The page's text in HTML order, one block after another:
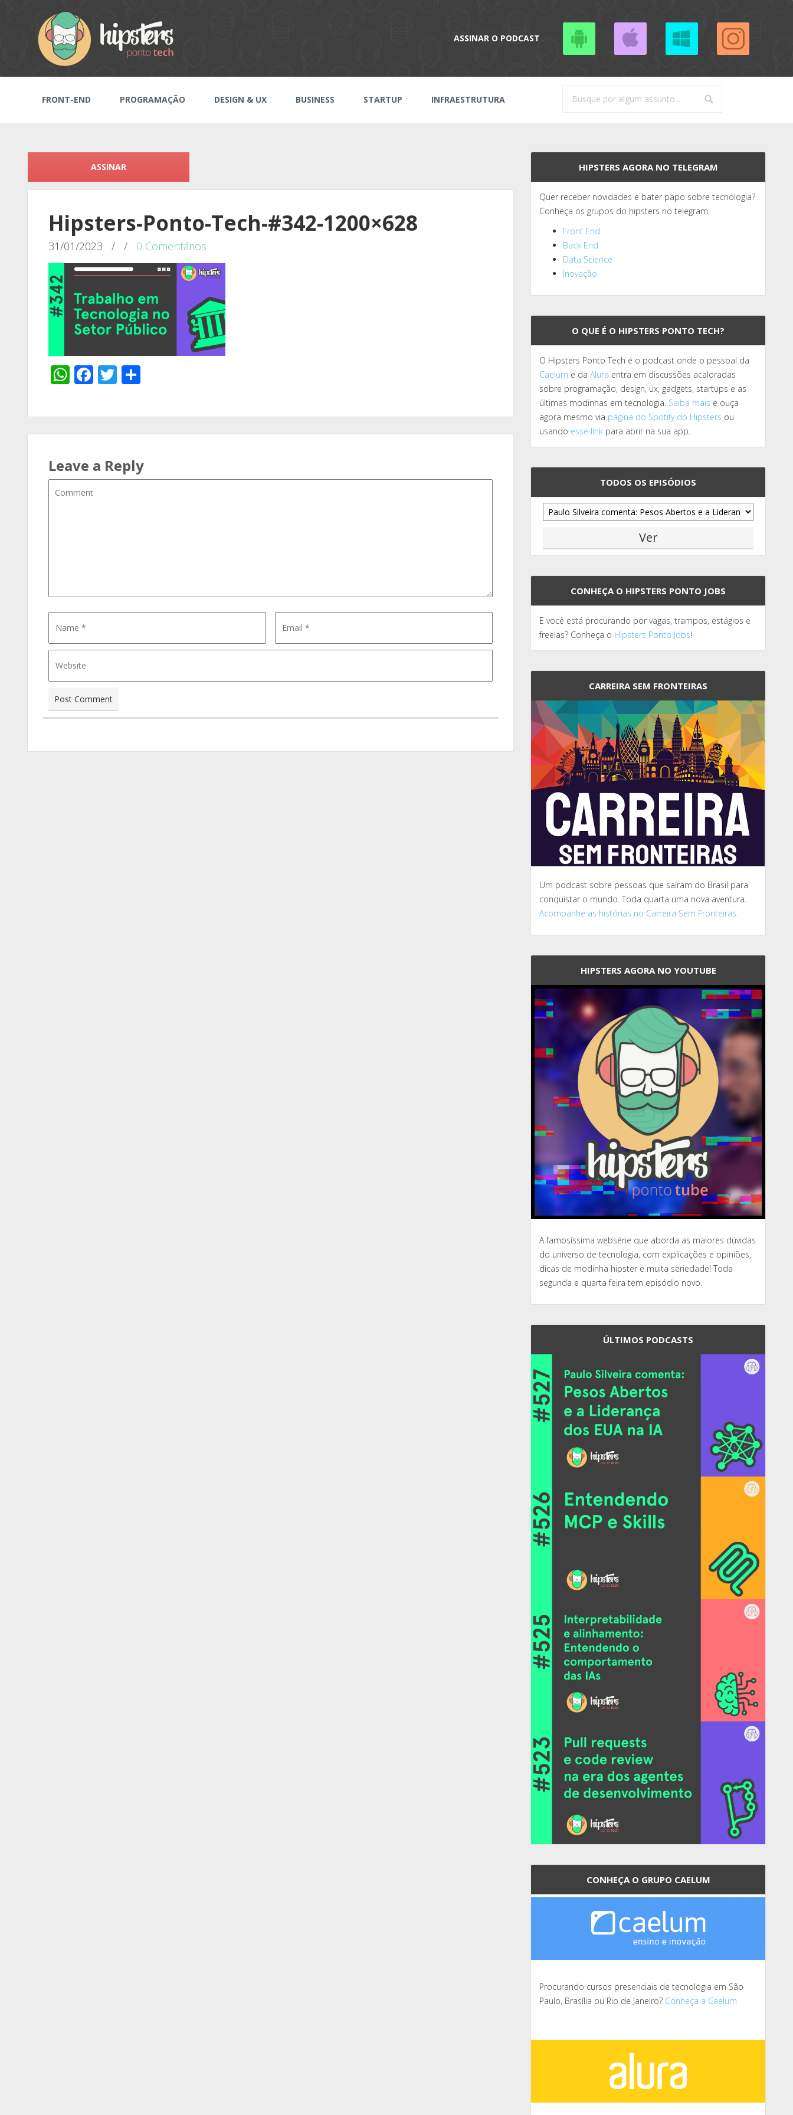
ASSINAR O PODCAST
FRONT-END PROGRAMAÇÃO DESIGN & UX BUSINESS STARTUP INFRAESTRUTURA
ASSINAR
Hipsters-Ponto-Tech-#342-1200×628
31/01/2023 / / 0 Comentários
WhatsApp
Facebook
Twitter
Leave a Reply
HIPSTERS AGORA NO TELEGRAM
Quer receber novidades e bater papo sobre tecnologia?
Conheça os grupos do hipsters no telegram:
Front End
Back End
Data Science
Inovação
O QUE É O HIPSTERS PONTO TECH?
O Hipsters Ponto Tech é o podcast onde o pessoal da
Caelum e daAlura entra em discussões acaloradas
sobre programação, design, ux, gadgets, startups e as
últimas modinhas em tecnologia. Saiba mais e ouça
agora mesmo via página do Spotify do Hipsters ou
usando esse link para abrir na sua app.
TODOS OS EPISÓDIOS
CONHEÇA O HIPSTERS PONTO JOBS
E você está procurando por vagas, trampos, estágios e
freelas? Conheça o Hipsters Ponto Jobs!
CARREIRA SEM FRONTEIRAS
Um podcast sobre pessoas que saíram do Brasil para
conquistar o mundo. Toda quarta uma nova aventura.
Acompanhe as histórias no Carreira Sem Fronteiras.
HIPSTERS AGORA NO YOUTUBE
A famosíssima websérie que aborda as maiores dúvidas
do universo de tecnologia, com explicações e opiniões,
dicas de modinha hipster e muita seriedade! Toda
segunda e quarta feira tem episódio novo.
ÚLTIMOS PODCASTS
CONHEÇA O GRUPO CAELUM
Procurando cursos presenciais de tecnologia em São
Paulo, Brasília ou Rio de Janeiro? Conheça a Caelum